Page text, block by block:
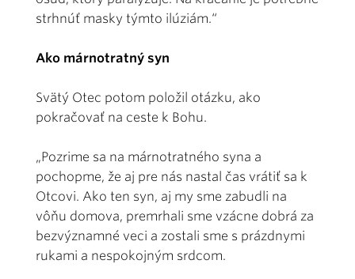
strhnúť masky týmto ilúziám.“
Ako márnotratný syn
Svätý Otec potom položil otázku, ako
pokračovať na ceste k Bohu.
„Pozrime sa na márnotratného syna a
pochopme, že aj pre nás nastal čas vrátiť sa k
Otcovi. Ako ten syn, aj my sme zabudli na
vôňu domova, premrhali sme vzácne dobrá za
bezvýznamné veci a zostali sme s prázdnymi
rukami a nespokojným srdcom.